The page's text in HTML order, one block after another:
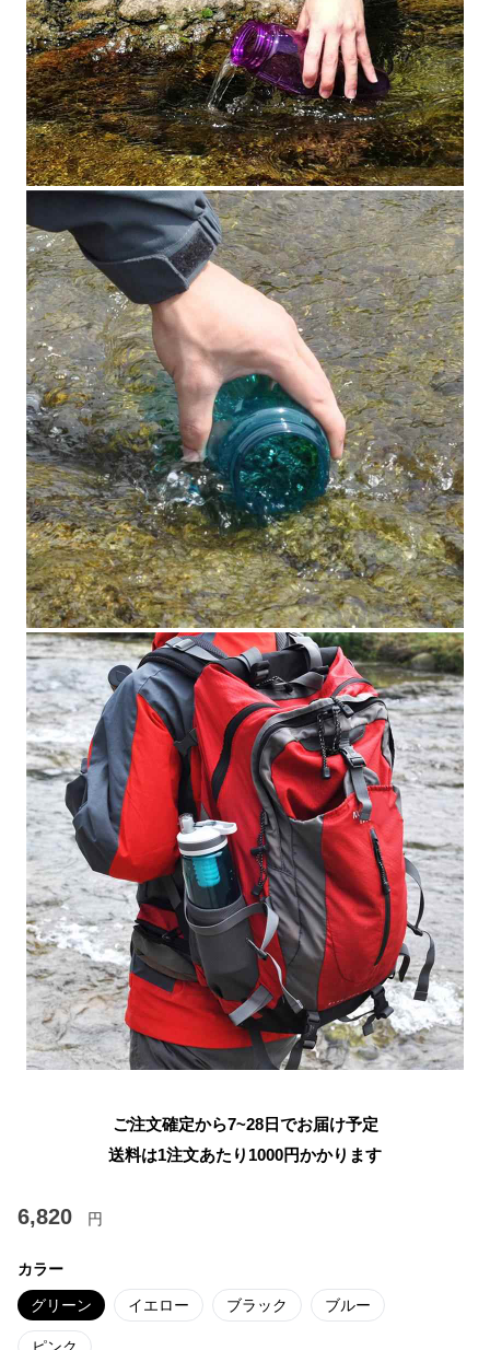
ご注文確定から7~28日でお届け予定
送料は1注文あたり 1000円かかります
6,820 円
カラー
グリーン イエロー ブラック ブルー